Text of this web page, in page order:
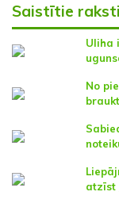
Saistītie raksti
Uliha
No
atzīst